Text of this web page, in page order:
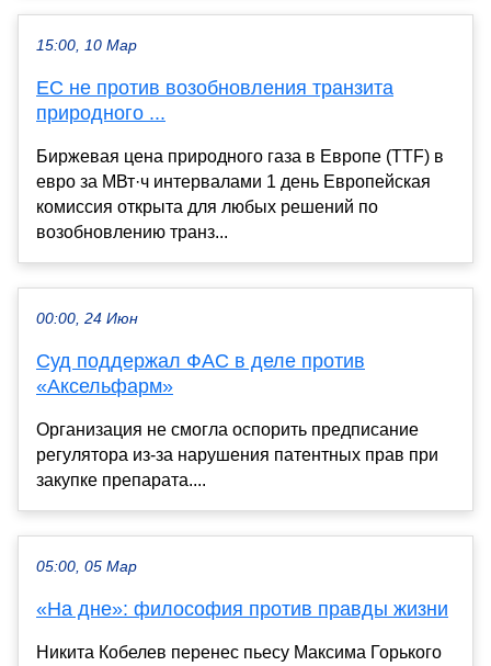
15:00, 10 Мар
ЕС не против возобновления транзита
природного ...
Биржевая цена природного газа в Европе (TTF) в
евро за МВт·ч интервалами 1 день Европейская
комиссия открыта для любых решений по
возобновлению транз...
00:00, 24 Июн
Суд поддержал ФАС в деле против
«Аксельфарм»
Организация не смогла оспорить предписание
регулятора из-за нарушения патентных прав при
закупке препарата....
05:00, 05 Мар
«На дне»: философия против правды жизни
Никита Кобелев перенес пьесу Максима Горького